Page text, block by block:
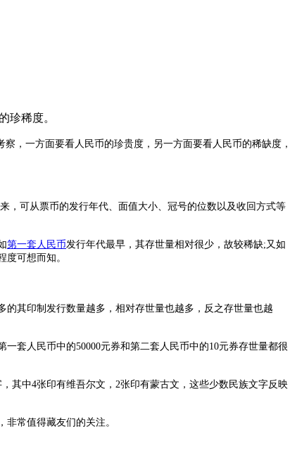
珍稀度。
，一方面要看人民币的珍贵度，另一方面要看人民币的稀缺度，
可从票币的发行年代、面值大小、冠号的位数以及收回方式等
第一套人民币发行年代最早，其存世量相对很少，故较稀缺;又如
可想而知。
其印制发行数量越多，相对存世量也越多，反之存世量也越
套人民币中的50000元券和第二套人民币中的10元券存世量都很
中4张印有维吾尔文，2张印有蒙古文，这些少数民族文字反映
常值得藏友们的关注。